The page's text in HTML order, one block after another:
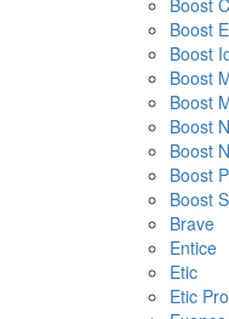
Boost
Boost
Boost
Boost
Boost
Boost
Boost
Boost
Boost
Brave
Entice
Etic
Etic Pro